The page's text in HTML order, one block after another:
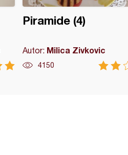
Piramide (4)
Autor: Milica Zivkovic
4150